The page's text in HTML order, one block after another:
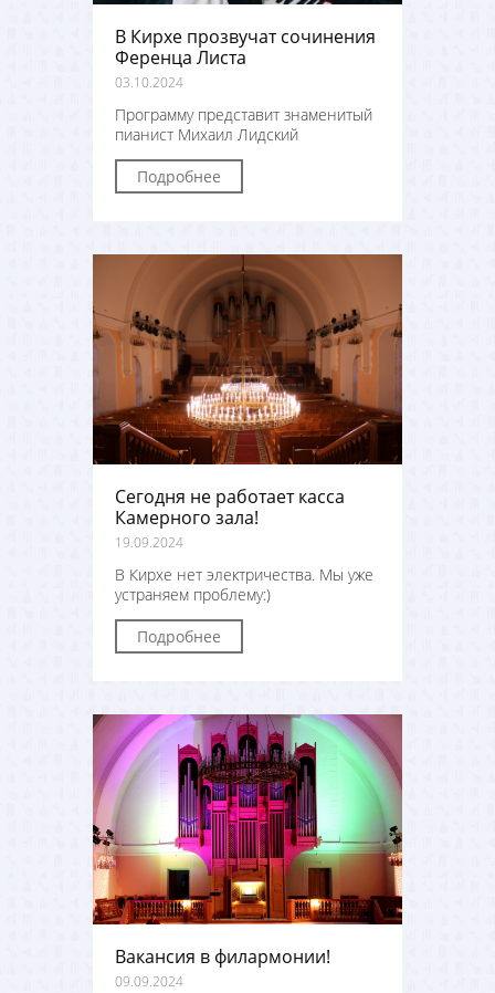
В Кирхе прозвучат сочинения
Ференца Листа
03.10.2024
Программу представит знаменитый
пианист Михаил Лидский
Подробнее
Сегодня не работает касса
Камерного зала!
19.09.2024
В Кирхе нет электричества. Мы уже
устраняем проблему:)
Подробнее
Вакансия в филармонии!
09.09.2024